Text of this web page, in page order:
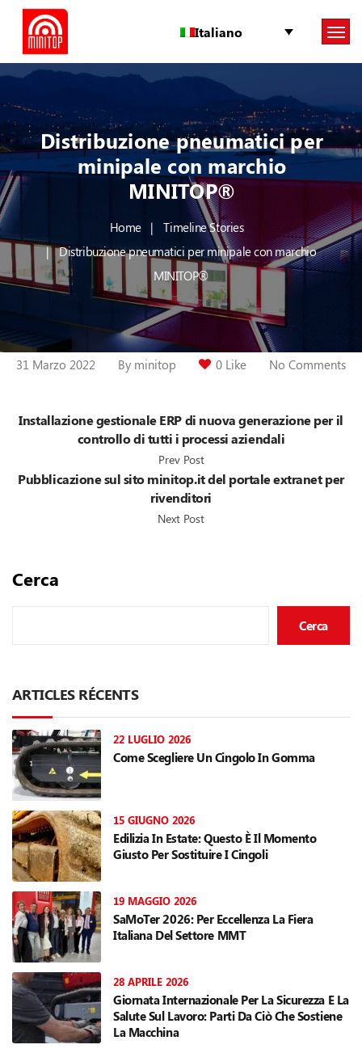
Italiano
Distribuzione pneumatici per
minipale con marchio
MINITOP®
Home
Timeline Stories
Distribuzione pneumatici per minipale con marchio
MINITOP®
31 Marzo 2022 By minitop 0 Like No Comments
Installazione gestionale ERP di nuova generazione per il
controllo di tutti i processi aziendali
Prev Post
Pubblicazione sul sito minitop.it del portale extranet per
rivenditori
Next Post
Cerca
Cerca
ARTICLES RÉCENTS
22 LUGLIO 2026
Come Scegliere Un Cingolo In Gomma
15 GIUGNO 2026
Edilizia In Estate: Questo È Il Momento
Giusto Per Sostituire I Cingoli
19 MAGGIO 2026
SaMoTer 2026: Per Eccellenza La Fiera
Italiana Del Settore MMT
28 APRILE 2026
Giornata Internazionale Per La Sicurezza E La
Salute Sul Lavoro: Parti Da Ciò Che Sostiene
La Macchina